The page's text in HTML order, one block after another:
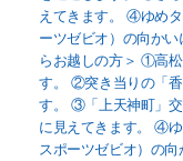
えてきます。 ④ゆめ
ーツゼビオ）の向か
らお越しの方＞ ①高
す。 ②突き当りの「
す。 ③「上天神町」
に見えてきます。 ④
スポーツゼビオ）の向